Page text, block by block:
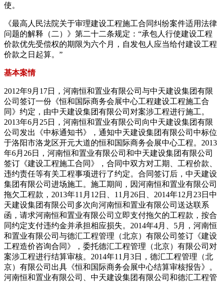
使。
《最高人民法院关于审理建设工程施工合同纠纷案件适用法律
问题的解释（二）》第二十二条规定：“承包人行使建设工程
价款优先受偿权的期限为六个月，自发包人应当给付建设工程
价款之日起算。”
基本案情
2012年9月17日，河南恒和置业有限公司与中天建设集团有限
公司签订一份《恒和国际商务会展中心工程建设工程施工合
同》约定，由中天建设集团有限公司对案涉工程进行施工。
2013年6月25日，河南恒和置业有限公司向中天建设集团有限
公司发出《中标通知书》，通知中天建设集团有限公司中标位
于洛阳市洛龙区开元大道的恒和国际商务会展中心工程。2013
年6月26日，河南恒和置业有限公司和中天建设集团有限公司
签订《建设工程施工合同》，合同中双方对工期、工程价款、
违约责任等有关工程事项进行了约定。合同签订后，中天建设
集团有限公司进场施工。施工期间，因河南恒和置业有限公司
拖欠工程款，2013年11月12日、11月26日、2014年12月23日中
天建设集团有限公司多次向河南恒和置业有限公司送达联系
函，请求河南恒和置业有限公司立即支付拖欠的工程款，按合
同约定支付违约金并承担相应损失。2014年4月、5月，河南恒
和置业有限公司与德汇工程管理（北京）有限公司签订《建设
工程造价咨询合同》，委托德汇工程管理（北京）有限公司对
案涉工程进行结算审核。2014年11月3日，德汇工程管理（北
京）有限公司出具《恒和国际商务会展中心结算审核报告》。
河南恒和置业有限公司、中天建设集团有限公司和德汇工程管